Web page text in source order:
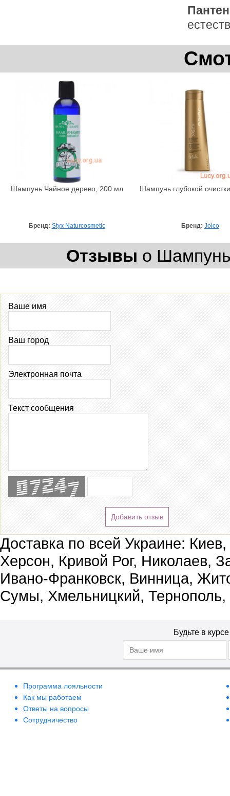
Шампунь Чайное дерево, 200 мл
Бренд: Styx Naturcosmetic
Шампунь глубокой
Бренд: Joico
Отзывы о
Ваше имя
Ваш город
Электронная почта
Текст сообщения
Добавить отзыв
Доставка по всей Украине:
Херсон, Кривой Рог, Николаев,
Ивано-Франковск, Винница,
Сумы, Хмельницкий, Тернополь,
Будьте в
Программа лояльности
Как мы работаем
Ответы на вопросы
Сотрудничество